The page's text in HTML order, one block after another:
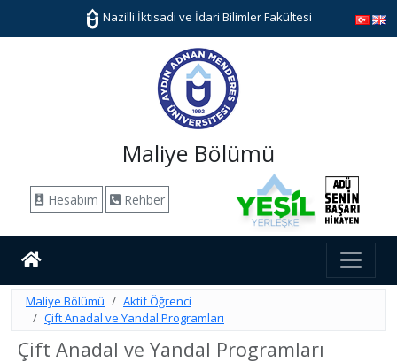
Nazilli İktisadi ve İdari Bilimler Fakültesi
Maliye Bölümü
Hesabım Rehber
Maliye Bölümü
Aktif Öğrenci
Çift Anadal ve Yandal Programları
Çift Anadal ve Yandal Programları